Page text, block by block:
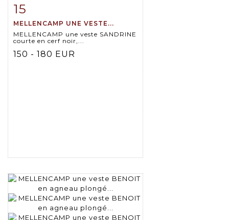
Item detail
15
MELLENCAMP UNE VESTE...
MELLENCAMP une veste SANDRINE
courte en cerf noir,...
150 - 180 EUR